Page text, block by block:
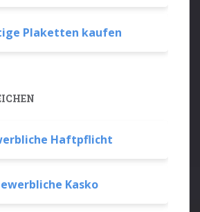
Plaketten kaufen
Haftpflicht
Kasko